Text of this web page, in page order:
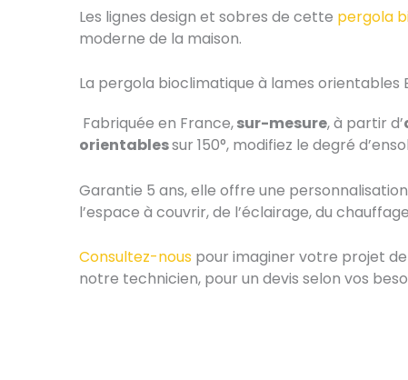
Les lignes design et sobres de cette pergola
moderne de la maison.
La pergola bioclimatique à lames orientables
Fabriquée en France,sur-mesure, à partir d’
orientablessur 150°, modifiez le degré
Garantie 5 ans, elle offre une
l’espace à couvrir, de l’éclairage, du
Consultez-nous pour imaginer votre projet
notre technicien, pour un devis selon vos